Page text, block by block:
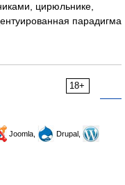
цирюльнике,
парадигма
18+
Joomla,
Drupal,